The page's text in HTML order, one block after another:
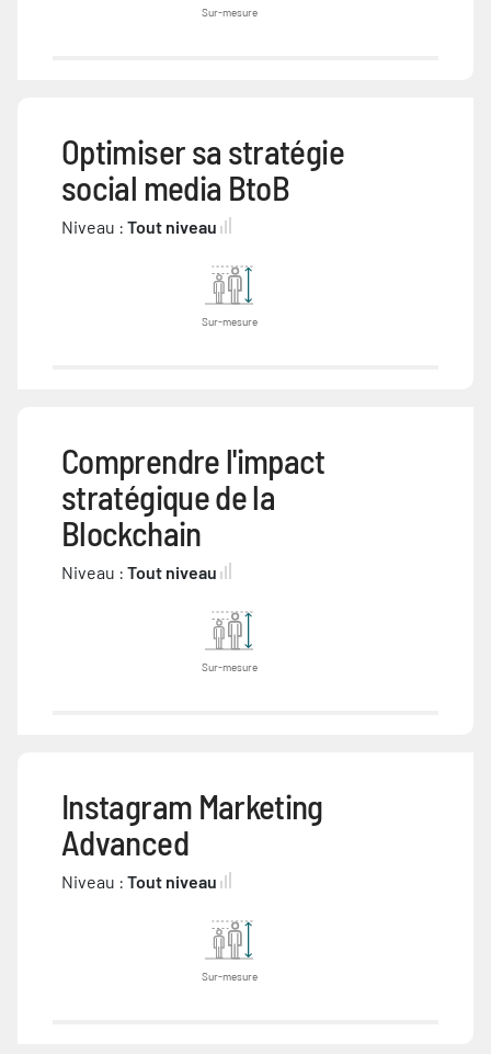
Sur-mesure
Optimiser sa stratégie
social media BtoB
Niveau : Tout niveau
Sur-mesure
Comprendre l'impact
stratégique de la
Blockchain
Niveau : Tout niveau
Sur-mesure
Instagram Marketing
Advanced
Niveau : Tout niveau
Sur-mesure